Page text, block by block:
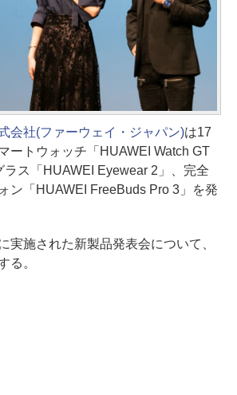
会社(ファーウェイ・ジャパン)は17
ートウォッチ「HUAWEI Watch GT
ス「HUAWEI Eyewear 2」、完全
ン「HUAWEI FreeBuds Pro 3」を発
施された新製品発表会について、
る。